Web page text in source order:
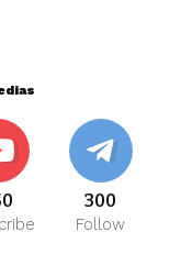
300
Follow